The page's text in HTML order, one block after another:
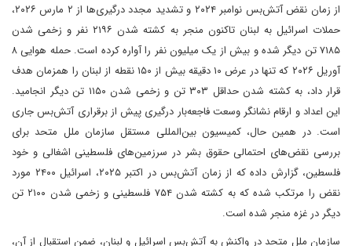
از زمان نقض آتش‌بس نوامبر ۲۰۲۴ و تشدید مجدد درگیری‌ها از ۲ مارس ۲۰۲۶،
حملات اسرائیل به لبنان تاکنون منجر به کشته شدن ۲۱۹۶ نفر و زخمی شدن
۷۱۸۵ تن دیگر شده و بیش از یک میلیون نفر را آواره کرده است. حمله هوایی ۸
آوریل ۲۰۲۶ که تنها در عرض ۱۰ دقیقه بیش از ۱۵۰ نقطه از لبنان را همزمان هدف
قرار داد، به کشته شدن حداقل ۳۰۳ تن و زخمی شدن ۱۱۵۰ تن دیگر انجامید.
این اعداد و ارقام نشانگر وسعت فاجعه‌بار درگیری پیش از برقراری آتش‌بس جاری
است. در همین حال، کمیسیون بین‌المللی مستقل سازمان ملل متحد برای
بررسی نقض‌های احتمالی حقوق بشر در سرزمین‌های فلسطینی اشغالی و خود
فلسطین، گزارش داده که از زمان آتش‌بس در اکتبر ۲۰۲۵، اسرائیل ۲۴۰۰ مورد
نقض را مرتکب شده که به کشته شدن ۷۵۴ فلسطینی و زخمی شدن ۲۱۰۰ تن
دیگر در غزه منجر شده است.
سازمان ملل متحد در واکنش به آتش‌بس اسرائیل و لبنان، ضمن استقبال از آن،